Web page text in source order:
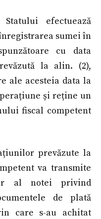
efectuează
sumei în
cu data
la alin. (2),
ale acesteia data la
și reține un
fiscal competent
prevăzute la
va transmite
al notei privind
de plată
care s-au achitat